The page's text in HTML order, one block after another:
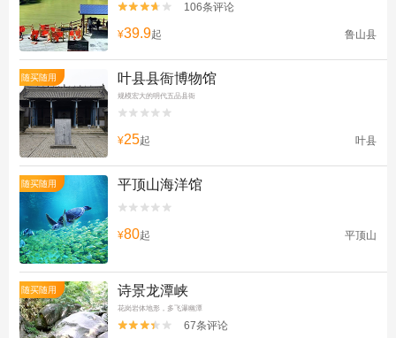

 106条评论
¥39.9起 鲁山县
随买随用 叶县县衙博物馆
规模宏大的明代五品县衙


¥25起 叶县
随买随用 平顶山海洋馆


¥80起 平顶山
随买随用 诗景龙潭峡
花岗岩体地形，多飞瀑幽潭

 67条评论